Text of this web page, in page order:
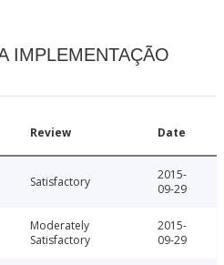
IMPLEMENTAÇÃO
Review Date
Satisfactory
2015-
09-29
Moderately
Satisfactory
2015-
09-29